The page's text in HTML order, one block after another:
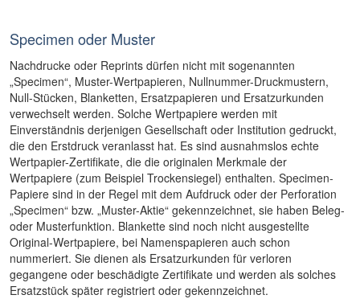
Specimen oder Muster
Nachdrucke oder Reprints dürfen nicht mit sogenannten
„Specimen“, Muster-Wertpapieren, Nullnummer-Druckmustern,
Null-Stücken, Blanketten, Ersatzpapieren und Ersatzurkunden
verwechselt werden. Solche Wertpapiere werden mit
Einverständnis derjenigen Gesellschaft oder Institution gedruckt,
die den Erstdruck veranlasst hat. Es sind ausnahmslos echte
Wertpapier-Zertifikate, die die originalen Merkmale der
Wertpapiere (zum Beispiel Trockensiegel) enthalten. Specimen-
Papiere sind in der Regel mit dem Aufdruck oder der Perforation
„Specimen“ bzw. „Muster-Aktie“ gekennzeichnet, sie haben Beleg-
oder Musterfunktion. Blankette sind noch nicht ausgestellte
Original-Wertpapiere, bei Namenspapieren auch schon
nummeriert. Sie dienen als Ersatzurkunden für verloren
gegangene oder beschädigte Zertifikate und werden als solches
Ersatzstück später registriert oder gekennzeichnet.